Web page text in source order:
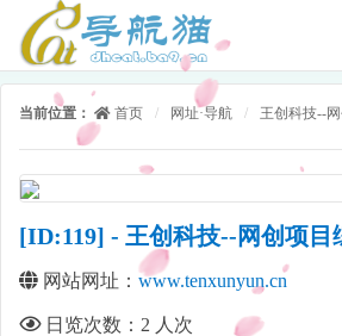
当前位置： 首页 / 网址·导航 / 王创科技--
[ID:119] - 王创科技--网创项目
网站网址： www.tenxunyun.cn
日览次数： 2 人次